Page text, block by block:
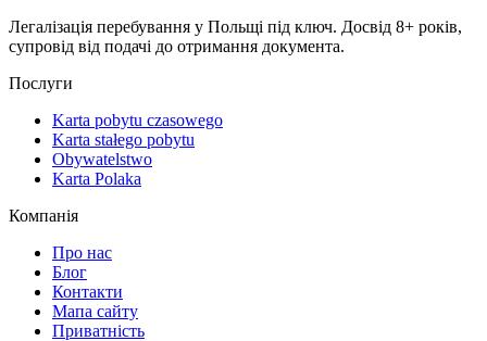
Легалізація перебування у Польщі під ключ. Досвід 8+ років,
супровід від подачі до отримання документа.
Послуги
Karta pobytu czasowego
Karta stałego pobytu
Obywatelstwo
Karta Polaka
Компанія
Про нас
Блог
Контакти
Мапа сайту
Приватність